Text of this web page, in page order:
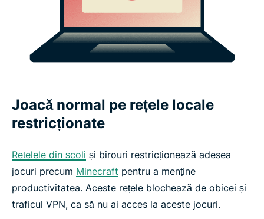
Joacă normal pe rețele locale
restricționate
Rețelele din școli și birouri restricționează adesea
jocuri precum Minecraft pentru a menține
productivitatea. Aceste rețele blochează de obicei și
traficul VPN, ca să nu ai acces la aceste jocuri.